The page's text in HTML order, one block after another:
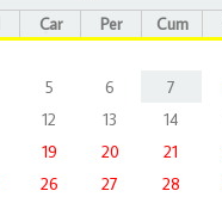
Çar Per Cum
5 6 7
12 13 14
19 20 21
26 27 28